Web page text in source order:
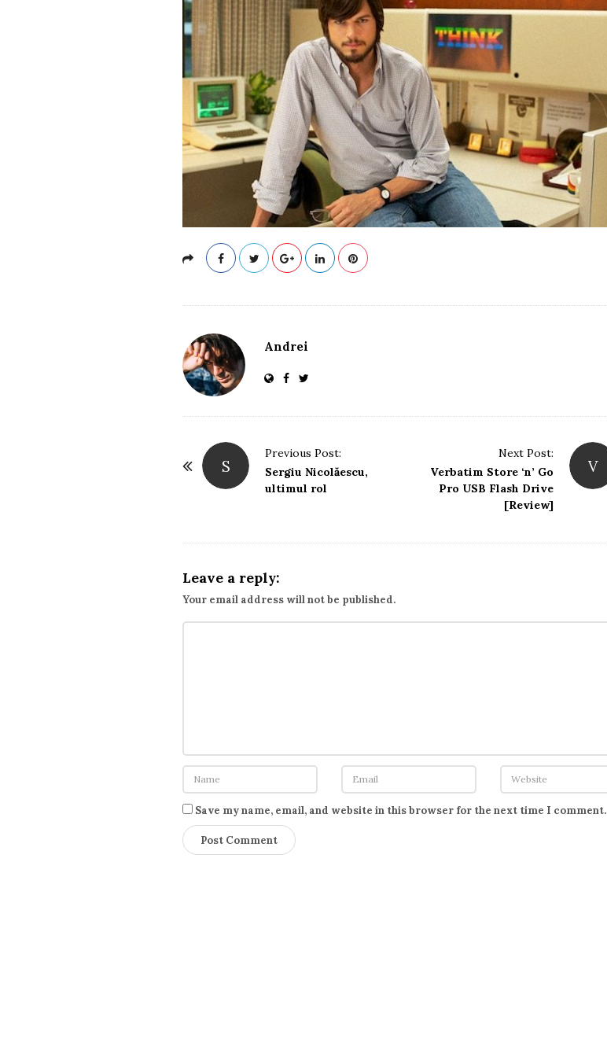
Andrei
S
Previous Post:
Sergiu Nicolăescu,
ultimul rol
V
Next Post:
Verbatim Store ‘n’ Go
Pro USB Flash Drive
[Review]
Leave a reply:
Your email address will not be published.
Save my name, email, and website in this browser for the next time I comment.